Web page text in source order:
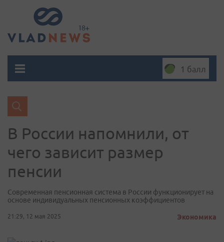
1 балл
В России напомнили, от
чего зависит размер
пенсии
Современная пенсионная система в России функционирует на
основе индивидуальных пенсионных коэффициентов
21:29, 12 мая 2025 Экономика